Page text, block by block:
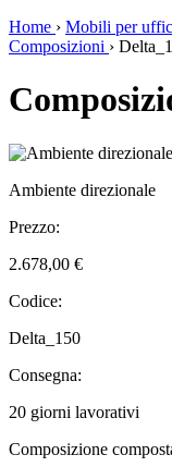
Home › Mobili per
Composizioni ›
Ambiente direzionale
Prezzo:
2.678,00 €
Codice:
Delta_150
Consegna:
20 giorni lavorativi
Composizione